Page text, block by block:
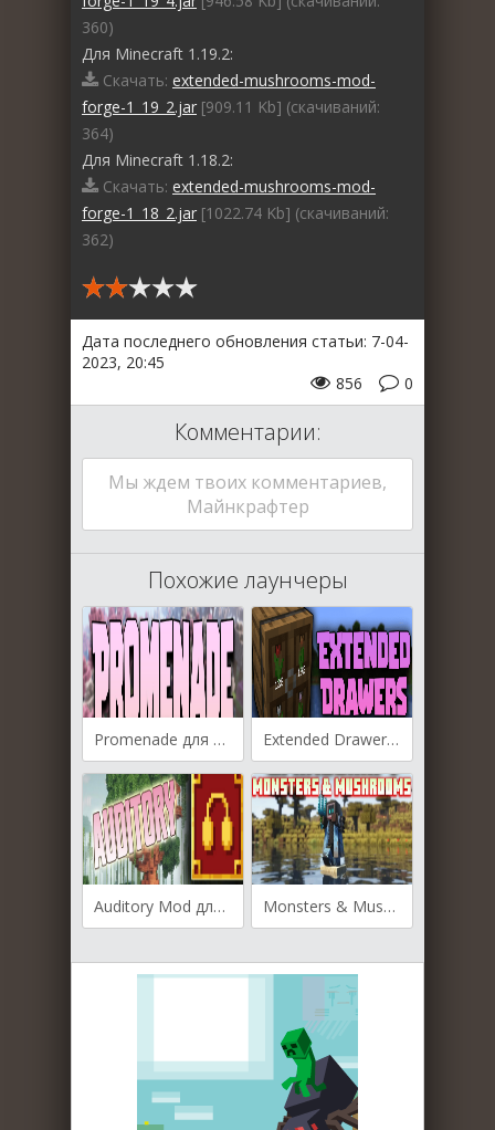
360)
Для Minecraft 1.19.2:
Скачать: extended-mushrooms-mod-
forge-1_19_2.jar [909.11 Kb] (cкачиваний:
364)
Для Minecraft 1.18.2:
Скачать: extended-mushrooms-mod-
forge-1_18_2.jar [1022.74 Kb] (cкачиваний:
362)
Дата последнего обновления статьи: 7-04-
2023, 20:45
0
856
Комментарии:
Мы ждем твоих комментариев,
Майнкрафтер
Похожие лаунчеры
Promenade для Майнкрафт [1.19.4, 1.19.3, 1.19.2] Extended Drawers для Майнкрафт [1.19.3, 1.19.2, 1.19.1]
Auditory Mod для Майнкрафт [1.19.3, 1.19.2, 1.19] Monsters & Mushrooms для Майнкрафт [1.19.2]